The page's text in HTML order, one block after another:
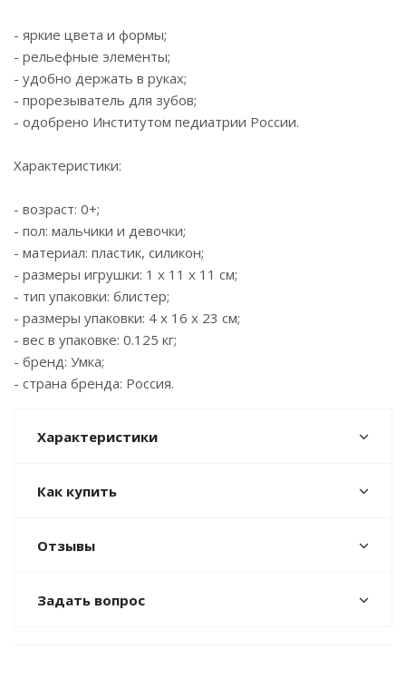
- яркие цвета и формы;
- рельефные элементы;
- удобно держать в руках;
- прорезыватель для зубов;
- одобрено Институтом педиатрии России.
Характеристики:
- возраст: 0+;
- пол: мальчики и девочки;
- материал: пластик, силикон;
- размеры игрушки: 1 x 11 x 11 см;
- тип упаковки: блистер;
- размеры упаковки: 4 x 16 x 23 см;
- вес в упаковке: 0.125 кг;
- бренд: Умка;
- страна бренда: Россия.
Характеристики
Как купить
Отзывы
Задать вопрос